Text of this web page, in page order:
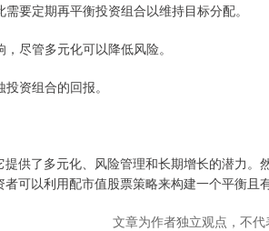
要定期再平衡投资组合以维持目标分配。
尽管多元化可以降低风险。
资组合的回报。
供了多元化、风险管理和长期增长的潜力。
可以利用配市值股票策略来构建一个平衡且
文章为作者独立观点，不